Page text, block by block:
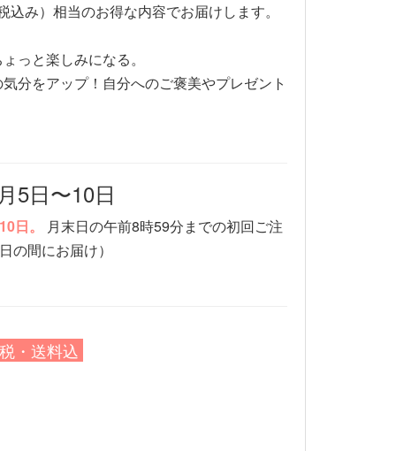
込み）相当のお得な内容でお届けします。
っと楽しみになる。
分をアップ！自分へのご褒美やプレゼント
5日〜10日
日。 月末日の午前8時59分までの初回ご注
の間にお届け）
税・送料込